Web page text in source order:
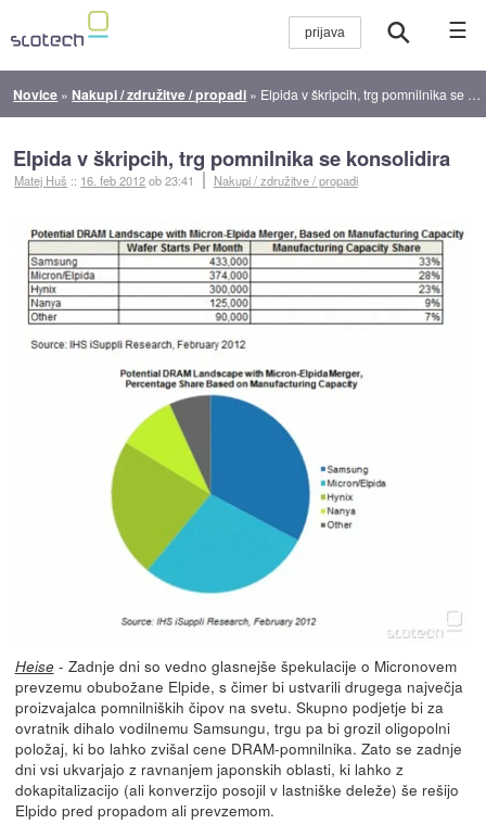
☰
Novice » Nakupi / združitve / propadi » Elpida v škripcih, trg pomnilnika se konsolidira
Elpida v škripcih, trg pomnilnika se konsolidira
Matej Huš :: 16. feb 2012ob 23:41 Nakupi / združitve / propadi
Heise- Zadnje dni so vedno glasnejše špekulacije o Micronovem
prevzemu obubožane Elpide, s čimer bi ustvarili drugega največja
proizvajalca pomnilniških čipov na svetu. Skupno podjetje bi za
ovratnik dihalo vodilnemu Samsungu, trgu pa bi grozil oligopolni
položaj, ki bo lahko zvišal cene DRAM-pomnilnika. Zato se zadnje
dni vsi ukvarjajo z ravnanjem japonskih oblasti, ki lahko z
dokapitalizacijo (ali konverzijo posojil v lastniške deleže) še rešijo
Elpido pred propadom ali prevzemom.